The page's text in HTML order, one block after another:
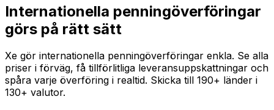
Internationella penningöverföringar
görs på rätt sätt
Xe gör internationella penningöverföringar enkla. Se alla
priser i förväg, få tillförlitliga leveransuppskattningar och
spåra varje överföring i realtid. Skicka till 190+ länder i
130+ valutor.